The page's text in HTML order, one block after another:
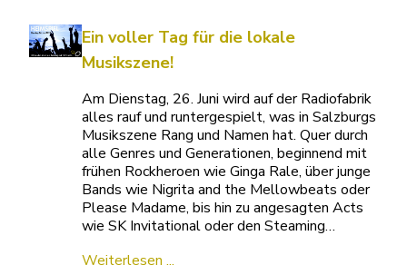
Ein voller Tag für die lokale
Musikszene!
Am Dienstag, 26. Juni wird auf der Radiofabrik
alles rauf und runtergespielt, was in Salzburgs
Musikszene Rang und Namen hat. Quer durch
alle Genres und Generationen, beginnend mit
frühen Rockheroen wie Ginga Rale, über junge
Bands wie Nigrita and the Mellowbeats oder
Please Madame, bis hin zu angesagten Acts
wie SK Invitational oder den Steaming…
Weiterlesen ...